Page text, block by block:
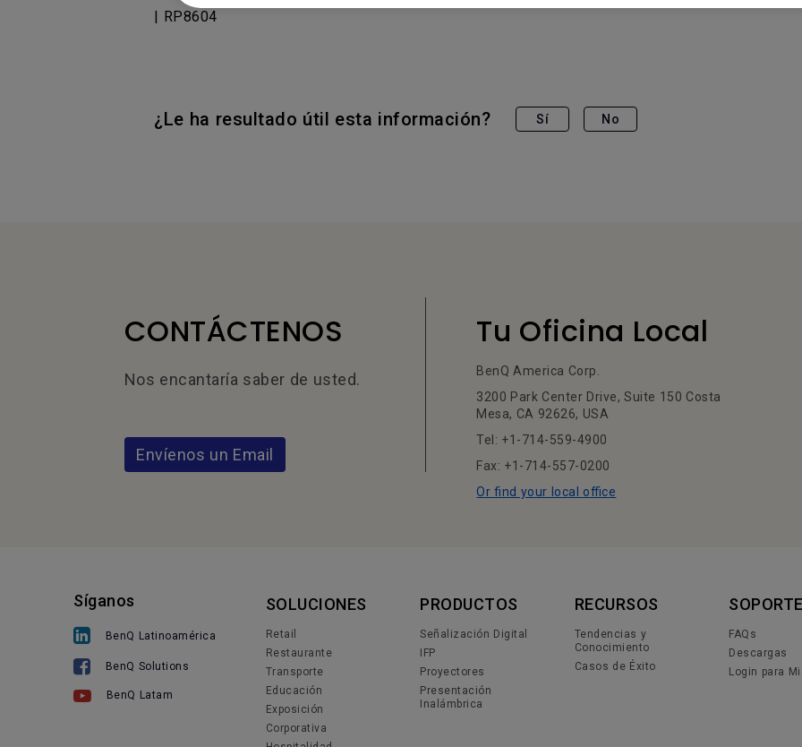
| RP8604
¿Le ha resultado útil esta información? Sí No
CONTÁCTENOS
Nos encantaría saber de usted.
Envíenos un Email
Tu Oficina Local
BenQ America Corp.
3200 Park Center Drive, Suite 150 Costa
Mesa, CA 92626, USA
Tel: +1-714-559-4900
Fax: +1-714-557-0200
Or find your local office
Síganos
BenQ Latinoamérica
BenQ Solutions
BenQ Latam
SOLUCIONES
Retail
Restaurante
Transporte
Educación
Exposición
Corporativa
PRODUCTOS
Señalización Digital
IFP
Proyectores
Presentación
Inalámbrica
RECURSOS
Tendencias y
Conocimiento
Casos de Éxito
SOPORTE
FAQs
Descargas
Login para